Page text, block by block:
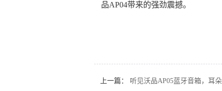
品AP04带来的强劲震撼。
上一篇： 听见沃品AP05蓝牙音箱，耳